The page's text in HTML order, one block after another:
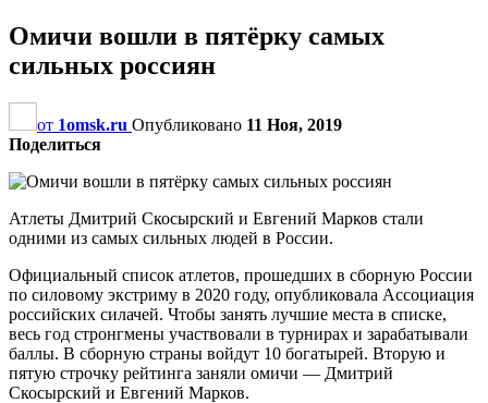
Омичи вошли в пятёрку самых
сильных россиян
от 1omsk.ru Опубликовано 11 Ноя, 2019
Поделиться
Атлеты Дмитрий Скосырский и Евгений Марков стали
одними из самых сильных людей в России.
Официальный список атлетов, прошедших в сборную России
по силовому экстриму в 2020 году, опубликовала Ассоциация
российских силачей. Чтобы занять лучшие места в списке,
весь год стронгмены участвовали в турнирах и зарабатывали
баллы. В сборную страны войдут 10 богатырей. Вторую и
пятую строчку рейтинга заняли омичи — Дмитрий
Скосырский и Евгений Марков.